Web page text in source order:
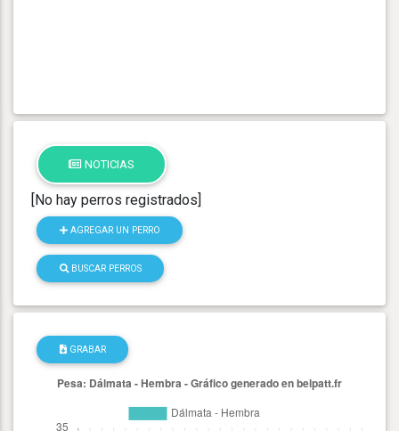
NOTICIAS
[No hay perros registrados]
AGREGAR UN PERRO
BUSCAR PERROS
GRABAR